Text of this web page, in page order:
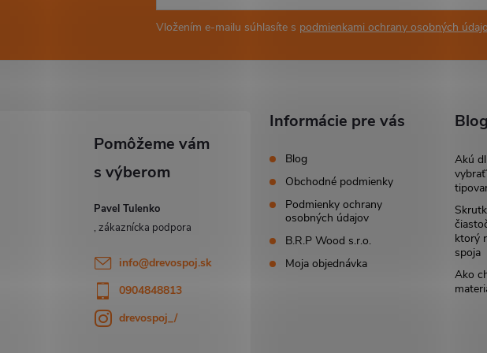
Vložením e-mailu súhlasíte s podmienkami ochrany osobných
Pavel Tulenko
info@drevospoj.sk
0904848813
drevospoj_/
Informácie pre vás
Blog
Obchodné podmienky
Podmienky ochrany
osobných údajov
B.R.P Wood s.r.o.
Moja objednávka
Blog
Akú
ktorý
spoja
Ako